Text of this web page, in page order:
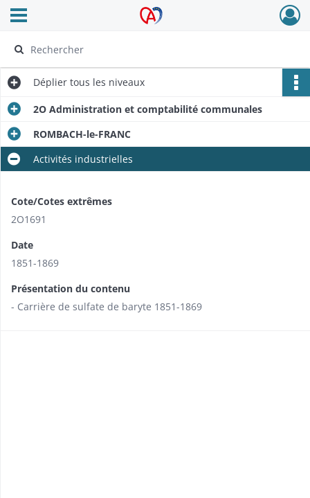
Archives Alsace - Colmar
Ouvrir le menu déroulant
Déplier tous les niveaux
2O Administration et comptabilité communales
ROMBACH-le-FRANC
Activités industrielles
Cote/Cotes extrêmes
2O1691
Date
1851-1869
Présentation du contenu
- Carrière de sulfate de baryte 1851-1869